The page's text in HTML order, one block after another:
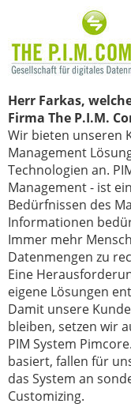
Herr Farkas,
Firma The P.I.M.
Wir bieten unseren
Management
Technologien an.
Management - ist
Bedürfnissen des
Informationen
Immer mehr
Datenmengen zu
Eine
eigene Lösungen
Damit unsere
bleiben, setzen wir
PIM System
basiert, fallen für
das System an
Customizing.